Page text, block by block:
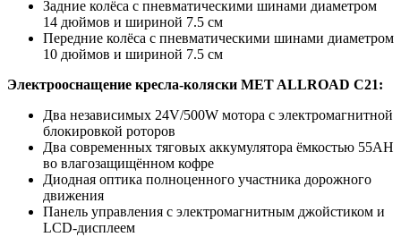
Задние колёса с пневматическими шинами диаметром
14 дюймов и шириной 7.5 см
Передние колёса с пневматическими шинами диаметром
10 дюймов и шириной 7.5 см
Электрооснащение кресла-коляски MET ALLROAD C21:
Два независимых 24V/500W мотора с электромагнитной
блокировкой роторов
Два современных тяговых аккумулятора ёмкостью 55АН
во влагозащищённом кофре
Диодная оптика полноценного участника дорожного
движения
Панель управления с электромагнитным джойстиком и
LCD-дисплеем